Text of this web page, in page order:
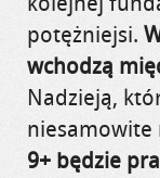
potężniejsi.
wchodzą
Nadzieją,
niesamowite
9+ będzie